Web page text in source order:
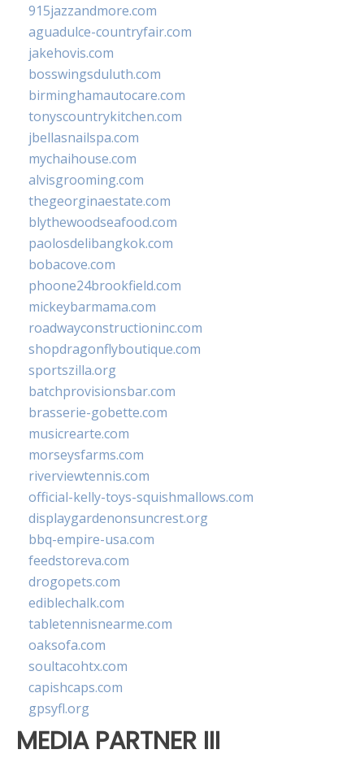
915jazzandmore.com
aguadulce-countryfair.com
jakehovis.com
bosswingsduluth.com
birminghamautocare.com
tonyscountrykitchen.com
jbellasnailspa.com
mychaihouse.com
alvisgrooming.com
thegeorginaestate.com
blythewoodseafood.com
paolosdelibangkok.com
bobacove.com
phoone24brookfield.com
mickeybarmama.com
roadwayconstructioninc.com
shopdragonflyboutique.com
sportszilla.org
batchprovisionsbar.com
brasserie-gobette.com
musicrearte.com
morseysfarms.com
riverviewtennis.com
official-kelly-toys-squishmallows.com
displaygardenonsuncrest.org
bbq-empire-usa.com
feedstoreva.com
drogopets.com
ediblechalk.com
tabletennisnearme.com
oaksofa.com
soultacohtx.com
capishcaps.com
gpsyfl.org
MEDIA PARTNER III